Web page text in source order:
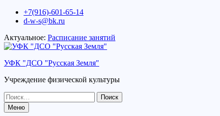
Перейти+7(916)-601-65-14
d-w-s@bk.ru
Актуальное: Расписание занятий
УФК "ДСО "Русская Земля"
Учреждение физической культуры
Поиск
по:Меню